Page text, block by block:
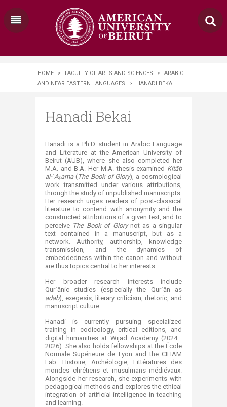
HOME > FACULTY OF ARTS AND SCIENCES >
ARABIC
AND NEAR EASTERN LANGUAGES
> HANADI BEKAI
Hanadi Bekai
Hanadi is a Ph.D. student in Arabic Language
and Literature at the American University of
Beirut (AUB), where she also completed her
M.A. and B.A. Her M.A. thesis examined Kitāb
al-ʿAẓama(The Book of Glory), a cosmological
work transmitted under various attributions,
through the study of unpublished manuscripts.
Her research urges readers of post-classical
literature to contend with anonymity and the
constructed attributions of a given text, and to
perceive The Book of Glorynot as a singular
text contained in a manuscript, but as a
network. Authority, authorship, knowledge
transmission, and the dynamics of
embeddedness within the canon and without
are thus topics central to her interests.
Her broader research interests include
Qurʾānic studies (especially the Qurʾān as
adab), exegesis, literary criticism, rhetoric, and
manuscript culture.
Hanadi is currently pursuing specialized
training in codicology, critical editions, and
digital humanities at Wijad Academy (2024–
2026). She also holds fellowships at the École
Normale Supérieure de Lyon and the CIHAM
Lab: Histoire, Archéologie, Littératures des
mondes chrétiens et musulmans médiévaux.
Alongside her research, she experiments with
pedagogical methods and explores the ethical
integration of artificial intelligence in teaching
and learning.